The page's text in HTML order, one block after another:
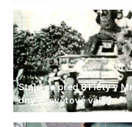
Stalo se před 81 lety v
dny 2. světové války